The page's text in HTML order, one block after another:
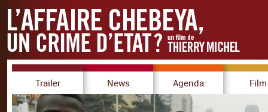
Trailer News Agenda Film